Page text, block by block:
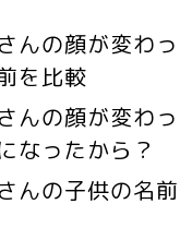
んの顔が変わ
を比較
んの顔が変わ
なったから？
んの子供の名